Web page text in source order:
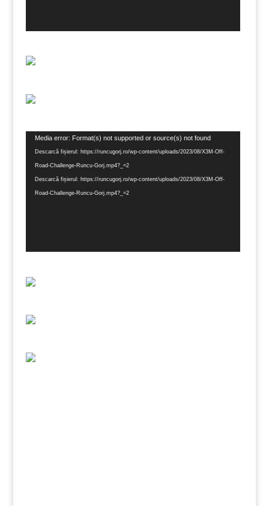
Player
video
Media error: Format(s) not supported or source(s) not found
Descarcă fișierul: https://runcugorj.ro/wp-content/uploads/2023/08/X3M-Off-
Road-Challenge-Runcu-Gorj.mp4?_=2
Descarcă fișierul: https://runcugorj.ro/wp-content/uploads/2023/08/X3M-Off-
Road-Challenge-Runcu-Gorj.mp4?_=2